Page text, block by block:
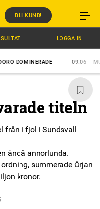
BLI KUND!
09:06
LOGGA IN
titeln
från i fjol i Sundsvall
ändå annorlunda.
summerade Örjan
kronor.